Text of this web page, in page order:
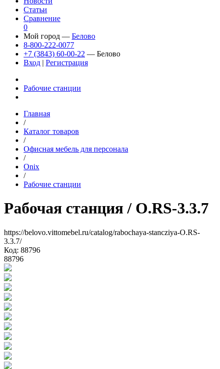
Статьи
Сравнение
0
Мой город — Белово
8-800-222-0077
+7 (3843) 60-00-22 — Белово
Вход | Регистрация
Рабочие станции
Главная
/
Каталог товаров
/
Офисная мебель для персонала
/
Onix
/
Рабочие станции
Рабочая станция / O.RS-3.3.7
https://belovo.vittomebel.ru/catalog/rabochaya-stancziya-O.RS-
3.3.7/
Код: 88796
88796